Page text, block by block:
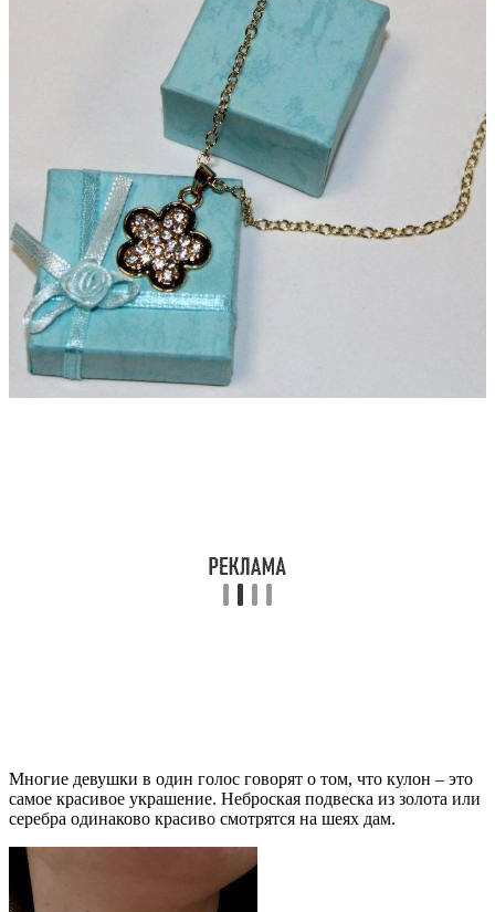
Многие девушки в один голос говорят о том, что кулон – это
самое красивое украшение. Неброская подвеска из золота или
серебра одинаково красиво смотрятся на шеях дам.